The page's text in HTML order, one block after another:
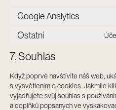
Google Analytics
Ostatní
7. Souhlas
Když poprvé navštívíte náš web,
s vysvětlením o cookies. Jakmile
vyjadřujete svůj souhlas s
a doplňků popsaných ve